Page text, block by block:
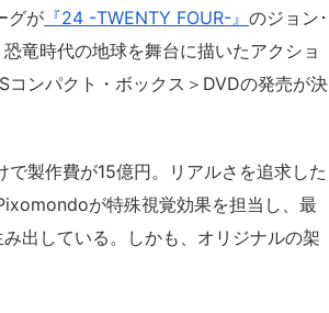
グが 『24 -TWENTY FOUR-』 のジョン･
竜時代の地球を舞台に描いたアクショ
コンパクト・ボックス＞DVDの発売が決
製作費が15億円。リアルさを追求した
が特殊視覚効果を担当し、最
出している。しかも、オリジナルの架